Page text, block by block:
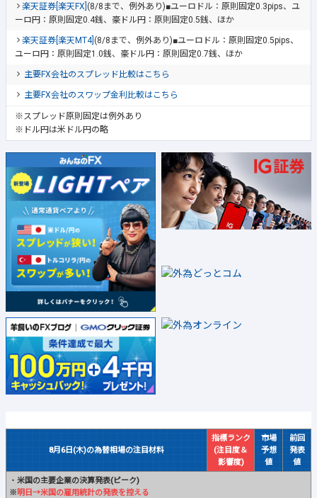
楽天証券[楽天FX] (8/8まで、例外あり)■ユーロドル：原則固定0.3pips、ユ
ーロ円：原則固定0.4銭、豪ドル円：原則固定0.5銭、ほか
楽天証券[楽天MT4] (8/8まで、例外あり)■ユーロドル：原則固定0.5pips、
ユーロ円：原則固定1.0銭、豪ドル円：原則固定0.7銭、ほか
主要FX会社のスプレッド比較はこちら
主要FX会社のスワップ金利比較はこちら
※スプレッド原則固定は例外あり
※ドル円は米ドル円の略
8月6日(木)の為替相場の注目材料
指標ランク
(注目度＆
影響度)
市場
予想
値
前回
発表
値
・ 米国の主要企業の決算発表(ピーク)
※明日→米国の雇用統計の発表を控える